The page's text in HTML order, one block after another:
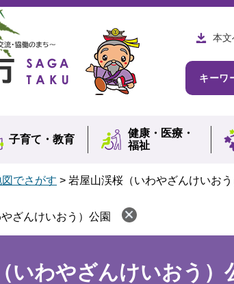
本文
キーワ
子育て・ 教育
健康・ 医療・
福祉
図でさがす > 岩屋山渓桜（いわやざんけいおう
ざんけいおう）公園
いわやざんけいおう）